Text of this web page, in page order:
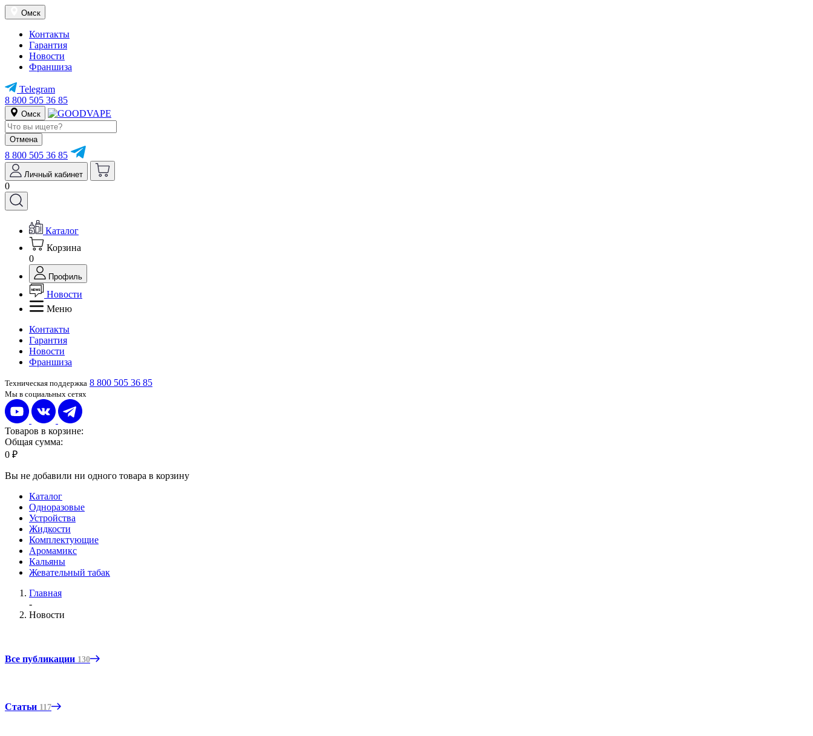
Омск
Контакты
Гарантия
Новости
Франшиза
Telegram
8 800 505 36 85
Омск
Отмена
8 800 505 36 85
Личный кабинет
0
Каталог
Корзина
0
Профиль
Новости
Меню
Контакты
Гарантия
Новости
Франшиза
Техническая поддержка 8 800 505 36 85
Мы в социальных сетях
Товаров в корзине:
Общая сумма:
0 ₽
Вы не добавили ни одного товара в корзину
Каталог
Одноразовые
Устройства
Жидкости
Комплектующие
Аромамикс
Кальяны
Жевательный табак
Главная
-
Новости
Все публикации 130
Статьи 117